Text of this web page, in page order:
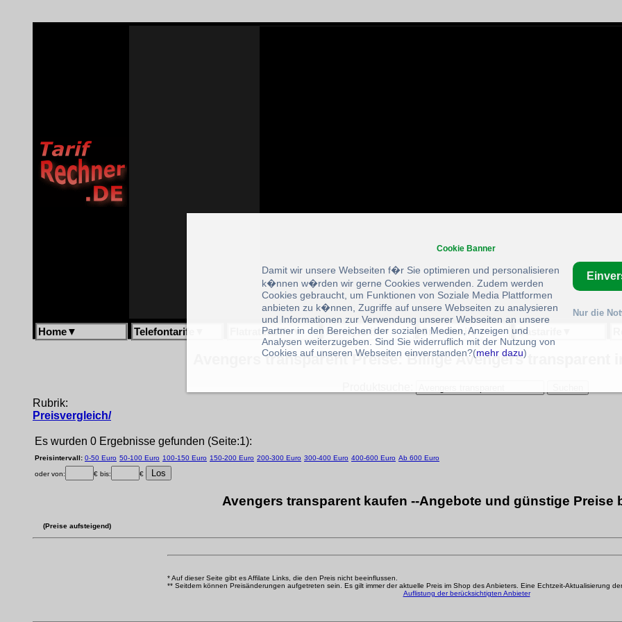
Home▼ Telefontarife Flatratetarife▼ Handytarife▼ Stromtarife▼ Gastarife
Avengers transparent Preise: Billige Avengers transparent
Rubrik:
Preisvergleich/
Es wurden 0 Ergebnisse gefunden (Seite:1):
Preisintervall: 0-50 Euro 50-100 Euro 100-150 Euro 150-200 Euro 200-300 Euro 300-400 Euro 400-600 Euro Ab 600 Euro
oder von: € bis: €
Avengers transparent kaufen --Angebote und günstige Preise
(Preise aufsteigend)
* Auf dieser Seite gibt es Affilate Links, die den Preis nicht beeinflussen.
** Seitdem können Preisänderungen aufgetreten sein. Es gilt immer der aktuelle Preis im Shop des Anbieters. Eine Echtzeit-Aktualisierung
Auflistung der berücksichtigten Anbieter
Cookie Banner
Damit wir unsere Webseiten f�r Sie optimieren und personalisieren
k�nnen w�rden wir gerne Cookies verwenden. Zudem werden
Cookies gebraucht, um Funktionen von Soziale Media Plattformen
anbieten zu k�nnen, Zugriffe auf unsere Webseiten zu analysieren
und Informationen zur Verwendung unserer Webseiten an unsere
Partner in den Bereichen der sozialen Medien, Anzeigen und
Analysen weiterzugeben. Sind Sie widerruflich mit der Nutzung von
Cookies auf unseren Webseiten einverstanden?(mehr dazu)
Nur die